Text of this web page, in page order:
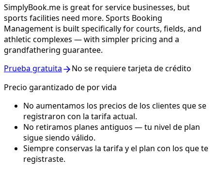
SimplyBook.me is great for service businesses, but
sports facilities need more. Sports Booking
Management is built specifically for courts, fields, and
athletic complexes — with simpler pricing and a
grandfathering guarantee.
Prueba gratuita
No se requiere tarjeta de crédito
Precio garantizado de por vida
No aumentamos los precios de los clientes que se
registraron con la tarifa actual.
No retiramos planes antiguos — tu nivel de plan
sigue siendo válido.
Siempre conservas la tarifa y el plan con los que te
registraste.